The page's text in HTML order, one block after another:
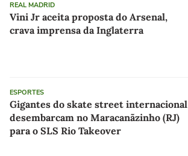
REAL MADRID
Vini Jr aceita proposta do Arsenal,
crava imprensa da Inglaterra
ESPORTES
Gigantes do skate street internacional
desembarcam no Maracanãzinho (RJ)
para o SLS Rio Takeover